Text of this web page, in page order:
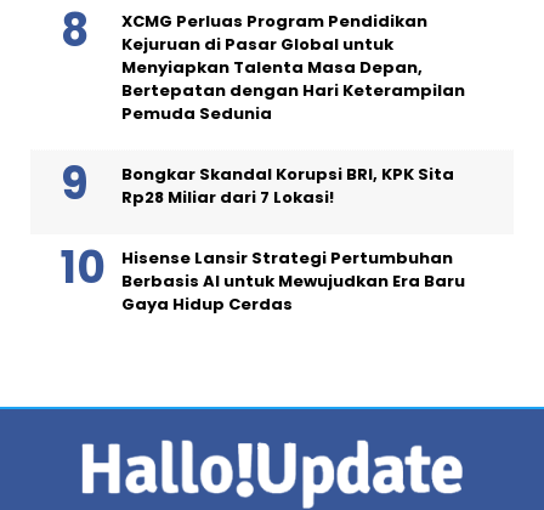
XCMG Perluas Program Pendidikan
Kejuruan di Pasar Global untuk
Menyiapkan Talenta Masa Depan,
Bertepatan dengan Hari Keterampilan
Pemuda Sedunia
Bongkar Skandal Korupsi BRI, KPK Sita
Rp28 Miliar dari 7 Lokasi!
Hisense Lansir Strategi Pertumbuhan
Berbasis AI untuk Mewujudkan Era Baru
Gaya Hidup Cerdas